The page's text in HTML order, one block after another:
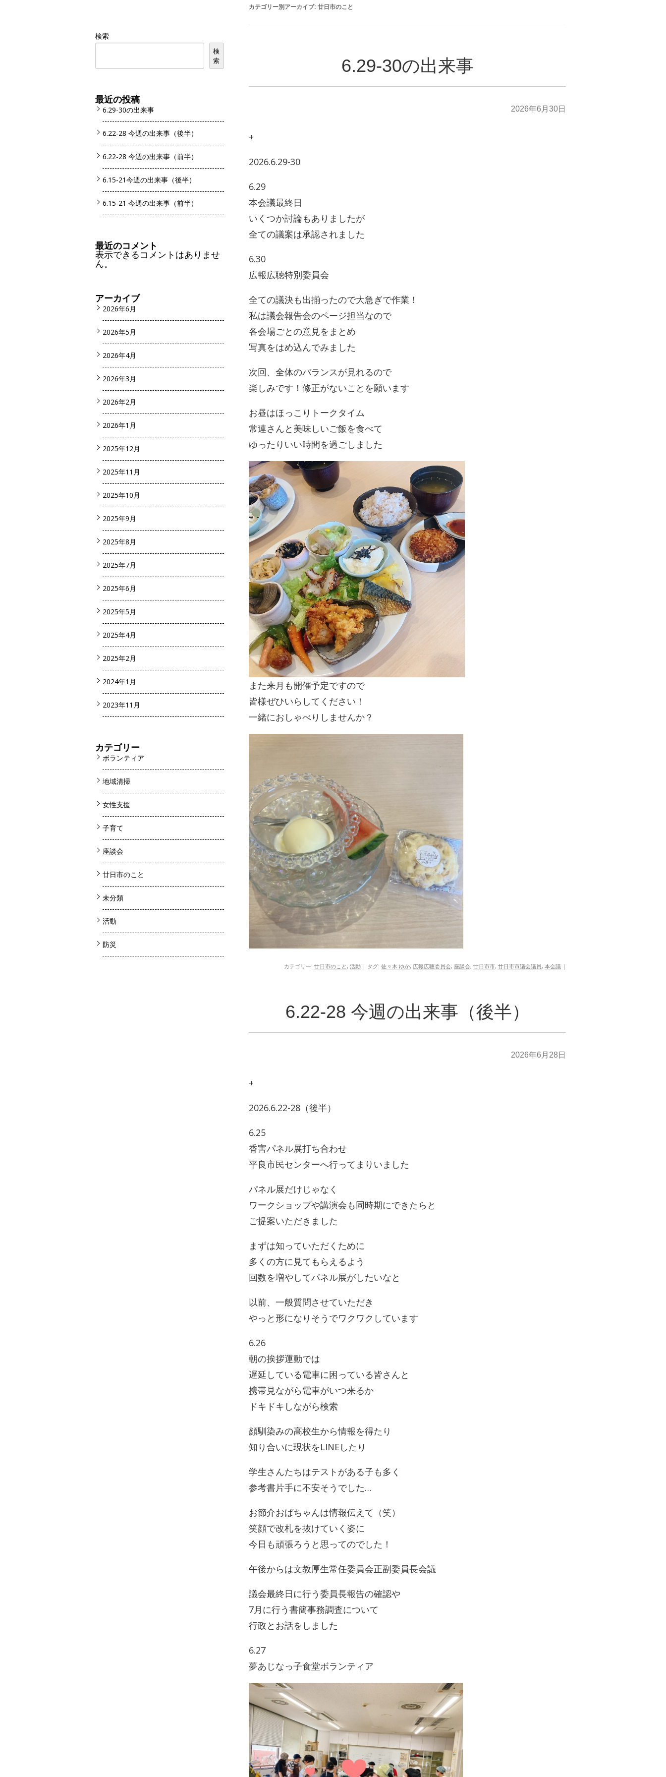
カテゴリー別アーカイブ: 廿日市のこと
6.29-30の出来事
2026年6月30日
+
2026.6.29-30
6.29
本会議最終日
いくつか討論もありましたが
全ての議案は承認されました
6.30
広報広聴特別委員会
全ての議決も出揃ったので大急ぎで作業！
私は議会報告会のページ担当なので
各会場ごとの意見をまとめ
写真をはめ込んでみました
次回、全体のバランスが見れるので
楽しみです！修正がないことを願います
お昼はほっこりトークタイム
常連さんと美味しいご飯を食べて
ゆったりいい時間を過ごしました
また来月も開催予定ですので
皆様ぜひいらしてください！
一緒におしゃべりしませんか？
カテゴリー: 廿日市のこと , 活動 | タグ: 佐々木 ゆか, 広報広聴委員会, 座談会, 廿日市市, 廿日市市議会議員, 本会議 |
6.22-28 今週の出来事（後半）
2026年6月28日
+
2026.6.22-28（後半）
6.25
香害パネル展打ち合わせ
平良市民センターへ行ってまりいました
パネル展だけじゃなく
ワークショップや講演会も同時期にできたらと
ご提案いただきました
まずは知っていただくために
多くの方に見てもらえるよう
回数を増やしてパネル展がしたいなと
以前、一般質問させていただき
やっと形になりそうでワクワクしています
6.26
朝の挨拶運動では
遅延している電車に困っている皆さんと
携帯見ながら電車がいつ来るか
ドキドキしながら検索
顔馴染みの高校生から情報を得たり
知り合いに現状をLINEしたり
学生さんたちはテストがある子も多く
参考書片手に不安そうでした…
お節介おばちゃんは情報伝えて（笑）
笑顔で改札を抜けていく姿に
今日も頑張ろうと思ってのでした！
午後からは文教厚生常任委員会正副委員長会議
議会最終日に行う委員長報告の確認や
7月に行う書簡事務調査について
行政とお話をしました
6.27
夢あじなっ子食堂ボランティア
検索
検
索
最近の投稿
6.29-30の出来事
6.22-28 今週の出来事（後半）
6.22-28 今週の出来事（前半）
6.15-21今週の出来事（後半）
6.15-21 今週の出来事（前半）
最近のコメント
表示できるコメントはありませ
ん。
アーカイブ
2026年6月
2026年5月
2026年4月
2026年3月
2026年2月
2026年1月
2025年12月
2025年11月
2025年10月
2025年9月
2025年8月
2025年7月
2025年6月
2025年5月
2025年4月
2025年2月
2024年1月
2023年11月
カテゴリー
ボランティア
地域清掃
女性支援
子育て
座談会
廿日市のこと
未分類
活動
防災